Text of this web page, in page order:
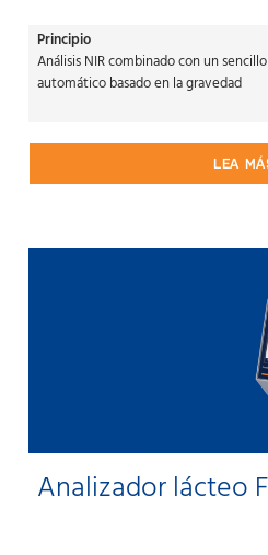
Principio
Análisis NIR combinado con un
automático basado en la gravedad
LEA
Analizador lácteo